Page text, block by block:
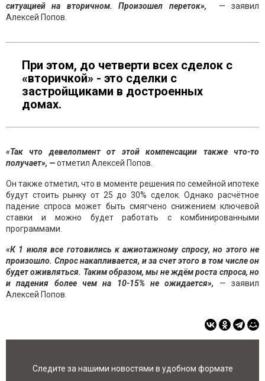
ситуацией на вторичном. Произошел переток», — заявил
Алексей Попов.
При этом, до четверти всех сделок с
«вторичкой» - это сделки с
застройщиками в достроенных
домах.
«Так что девелопмент от этой компенсации также что-то
получает», —отметил Алексей Попов.
Он также отметил, что в моменте решения по семейной ипотеке
будут стоить рынку от 25 до 30% сделок. Однако расчётное
падение спроса может быть смягчено снижением ключевой
ставки и можно будет работать с комбинированными
программами.
«К 1 июля все готовились к ажиотажному спросу, но этого не
произошло. Спрос накапливается, и за счет этого в том числе он
будет оживляться. Таким образом, мы не ждём роста спроса, но
и падения более чем на 10-15% не ожидается», — заявил
Алексей Попов.
Следите за нашими новостями в удобном формате